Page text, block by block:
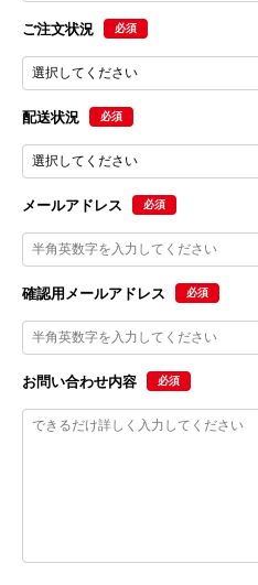
ご注文状況 必須
配送状況 必須
メールアドレス 必須
確認用メールアドレス 必須
お問い合わせ内容 必須